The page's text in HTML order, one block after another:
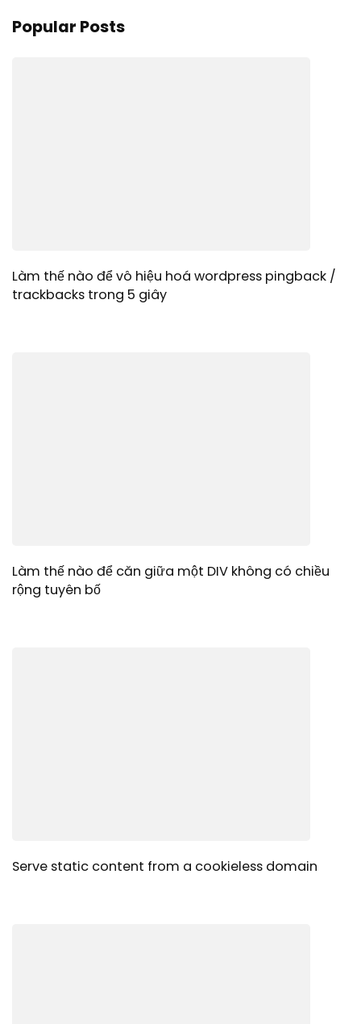
Popular Posts
Làm thế nào để vô hiệu hoá wordpress pingback /
trackbacks trong 5 giây
Làm thế nào để căn giữa một DIV không có chiều
rộng tuyên bố
Serve static content from a cookieless domain